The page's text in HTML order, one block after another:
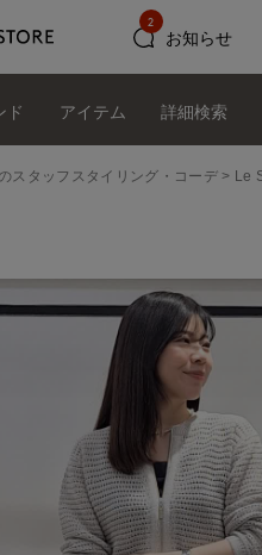
お知らせ
2
ド アイテム 詳細検索
スタッフスタイリング・コーデ Le